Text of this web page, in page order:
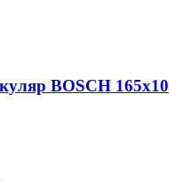
BOSCH 165x10